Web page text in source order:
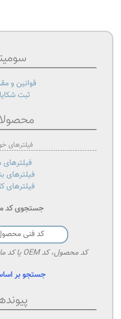
قوانین و
ثبت
فیلترهای
فیلترهای
فیلترهای
فیلترهای
جستجوی کد
کد محصول، کد OEM یا کد مان‌فیلتر® را وارد کنید.
جستجو بر